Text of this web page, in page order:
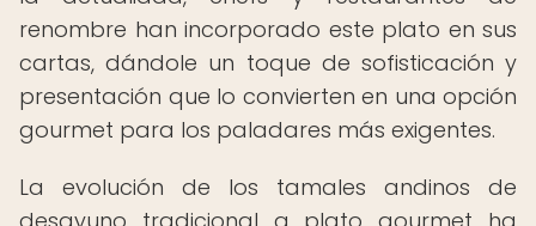
renombre han incorporado este plato en sus
cartas, dándole un toque de sofisticación y
presentación que lo convierten en una opción
gourmet para los paladares más exigentes.
La evolución de los tamales andinos de